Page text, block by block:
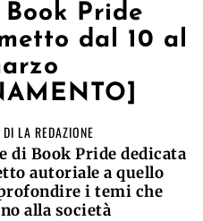
Pride
dal 10 al
DI LA REDAZIONE
di Book Pride dedicata
autoriale a quello
i temi che
alla società